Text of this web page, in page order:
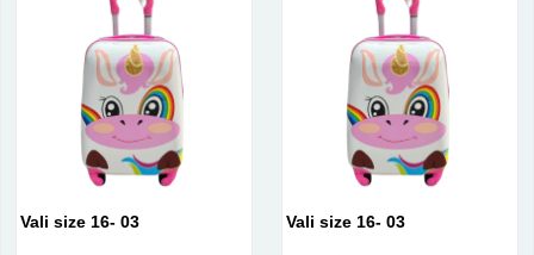
Vali size 16- 03 Vali size 16- 03